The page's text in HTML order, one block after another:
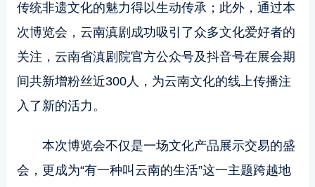
传统非遗文化的魅力得以生动传承；此外，通过本
次博览会，云南滇剧成功吸引了众多文化爱好者的
关注，云南省滇剧院官方公众号及抖音号在展会期
间共新增粉丝近300人，为云南文化的线上传播注
入了新的活力。
本次博览会不仅是一场文化产品展示交易的盛
会，更成为“有一种叫云南的生活”这一主题跨越地